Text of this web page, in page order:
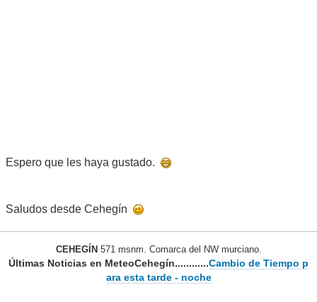
Espero que les haya gustado.
Saludos desde Cehegín
CEHEGÍN 571 msnm. Comarca del NW murciano.
Últimas Noticias en MeteoCehegín............Cambio de Tiempo p
ara esta tarde - noche